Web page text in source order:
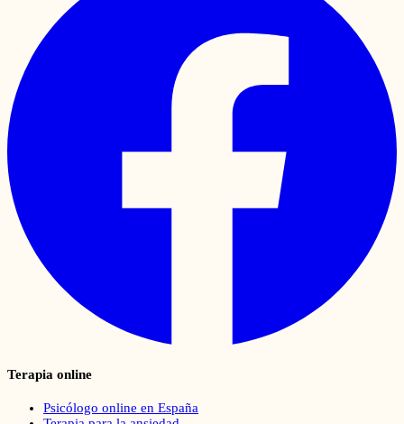
Terapia online
Psicólogo online en España